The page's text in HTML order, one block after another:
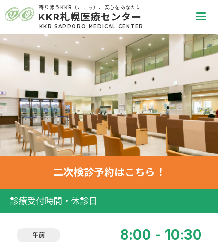
寄り添うKKR（こころ）、安心をあなたに
KKR札幌医療センター
KKR SAPPORO MEDICAL CENTER
代表
tel
地域連携専用ダイヤル
tel
二次検診予約はこちら！
診療受付時間・休診日
午前 8:00 - 10:30